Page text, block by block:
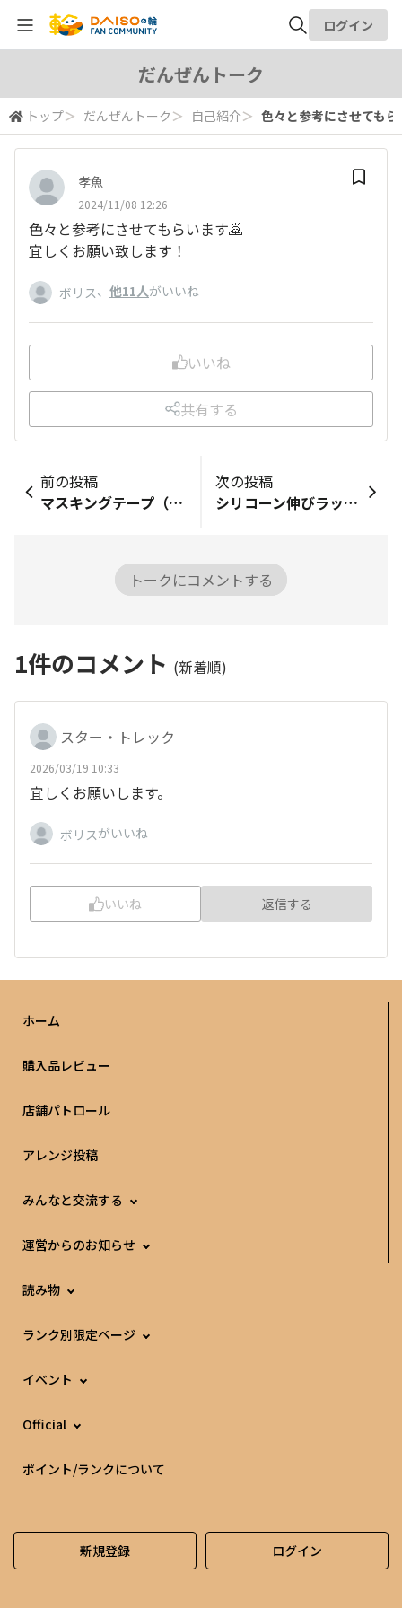
検索
ログイン
だんぜんトーク
トップ＞ だんぜんトーク ＞ 自己紹介＞ 色々と参考にさせても
孝魚
2024/11/08 12:26
色々と参考にさせてもらいます🙇
宜しくお願い致します！
ボリス、 他11人がいいね
いいね
共有する
前の投稿
マスキングテープ（ストライプ 蛍光 ピンク オレンジ）再販お願いします😭 今日5軒周りましたがありませんでした 本当にお願い💦
次の投稿
シリコーン伸びラップLLの在庫がある店舗を探したいのですが、商品名で検索してどこの店舗になら在庫があるのか？という調べ方がよくわかりません。どなたか教えていただけませんか？
トークにコメントする
1件のコメント (新着順)
スター・トレック
2026/03/19 10:33
宜しくお願いします。
ボリスがいいね
いいね 返信する
ホーム
購入品レビュー
店舗パトロール
アレンジ投稿
みんなと交流する
運営からのお知らせ
読み物
ランク別限定ページ
イベント
Official
ポイント/ランクについて
新規登録 ログイン